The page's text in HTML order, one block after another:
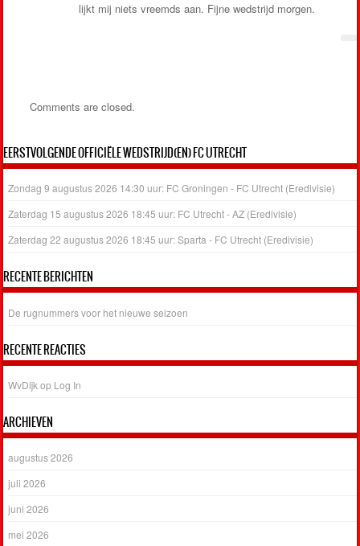
lijkt mij niets vreemds aan. Fijne wedstrijd morgen.
Comments are closed.
EERSTVOLGENDE OFFICIËLE WEDSTRIJD(EN) FC UTRECHT
Zondag 9 augustus 2026 14:30 uur: FC Groningen - FC Utrecht (Eredivisie)
Zaterdag 15 augustus 2026 18:45 uur: FC Utrecht - AZ (Eredivisie)
Zaterdag 22 augustus 2026 18:45 uur: Sparta - FC Utrecht (Eredivisie)
RECENTE BERICHTEN
De rugnummers voor het nieuwe seizoen
RECENTE REACTIES
WvDijk op Log In
ARCHIEVEN
augustus 2026
juli 2026
juni 2026
mei 2026